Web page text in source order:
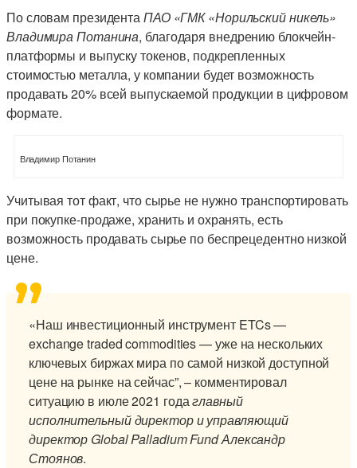
По словам президентаПАО «ГМК «Норильский никель»
Владимира Потанина, благодаря внедрению блокчейн-
платформы и выпуску токенов, подкрепленных
стоимостью металла, у компании будет возможность
продавать 20% всей выпускаемой продукции в цифровом
формате.
Владимир Потанин
Учитывая тот факт, что сырье не нужно транспортировать
при покупке-продаже, хранить и охранять, есть
возможность продавать сырье по беспрецедентно низкой
цене.
«Наш инвестиционный инструмент ETCs —
exchange traded commodities — уже на нескольких
ключевых биржах мира по самой низкой доступной
цене на рынке на сейчас”, – комментировал
ситуацию в июле 2021 годаглавный
исполнительный директор и управляющий
директор Global Palladium FundАлександр
Стоянов.